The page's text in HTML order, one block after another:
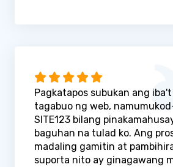
Pagkatapos subukan ang
tagabuo ng web,
SITE123 bilang
baguhan na tulad ko. Ang
madaling gamitin at
suporta nito ay ginagawang